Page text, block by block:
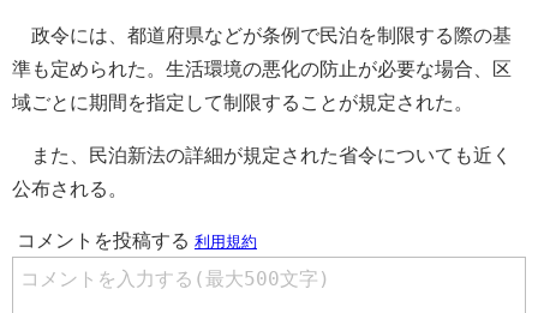
政令には、都道府県などが条例で民泊を制限する際の基
準も定められた。生活環境の悪化の防止が必要な場合、区
域ごとに期間を指定して制限することが規定された。
また、民泊新法の詳細が規定された省令についても近く
公布される。